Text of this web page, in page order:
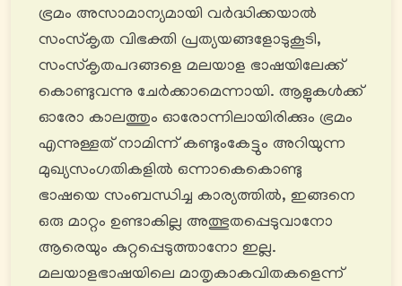
ഭ്രമം അസാമാന്യമായി വർദ്ധിക്കയാൽ
സംസ്കൃത വിഭക്തി പ്രത്യയങ്ങളോടുകൂടി,
സംസ്കൃതപദങ്ങളെ മലയാള ഭാഷയിലേക്ക്
കൊണ്ടുവന്നു ചേർക്കാമെന്നായി. ആളുകൾക്ക്
ഓരോ കാലത്തും ഓരോന്നിലായിരിക്കും ഭ്രമം
എന്നുള്ളത് നാമിന്ന് കണ്ടുംകേട്ടും അറിയുന്ന
മുഖ്യസംഗതികളിൽ ഒന്നാകെകൊണ്ടു
ഭാഷയെ സംബന്ധിച്ച കാര്യത്തിൽ, ഇങ്ങനെ
ഒരു മാറ്റം ഉണ്ടാകില്ല അത്ഭുതപ്പെടുവാനോ
ആരെയും കുറ്റപ്പെടുത്താനോ ഇല്ല.
മലയാളഭാഷയിലെ മാതൃകാകവിതകളെന്ന്